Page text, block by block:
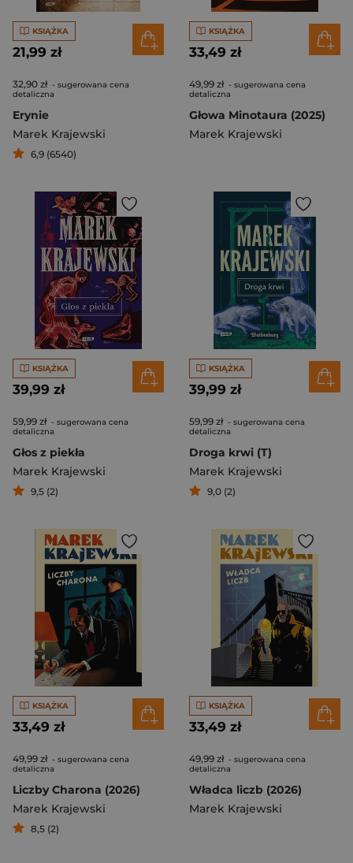
KSIĄŻKA
21,99 zł
32,90 zł - sugerowana cena
detaliczna
Erynie
Marek Krajewski
6,9 (6540)
KSIĄŻKA
33,49 zł
49,99 zł - sugerowana cena
detaliczna
Głowa Minotaura (2025)
Marek Krajewski
KSIĄŻKA
39,99 zł
59,99 zł - sugerowana cena
detaliczna
Głos z piekła
Marek Krajewski
9,5 (2)
KSIĄŻKA
39,99 zł
59,99 zł - sugerowana cena
detaliczna
Droga krwi (T)
Marek Krajewski
9,0 (2)
KSIĄŻKA
33,49 zł
49,99 zł - sugerowana cena
detaliczna
Liczby Charona (2026)
Marek Krajewski
8,5 (2)
KSIĄŻKA
33,49 zł
49,99 zł - sugerowana cena
detaliczna
Władca liczb (2026)
Marek Krajewski